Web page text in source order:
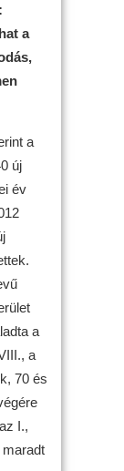
a
a
új
év
a
a
70 és
I.,